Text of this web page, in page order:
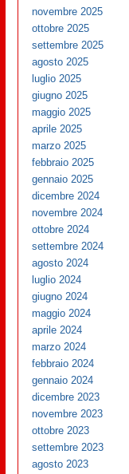
novembre 2025
ottobre 2025
settembre 2025
agosto 2025
luglio 2025
giugno 2025
maggio 2025
aprile 2025
marzo 2025
febbraio 2025
gennaio 2025
dicembre 2024
novembre 2024
ottobre 2024
settembre 2024
agosto 2024
luglio 2024
giugno 2024
maggio 2024
aprile 2024
marzo 2024
febbraio 2024
gennaio 2024
dicembre 2023
novembre 2023
ottobre 2023
settembre 2023
agosto 2023